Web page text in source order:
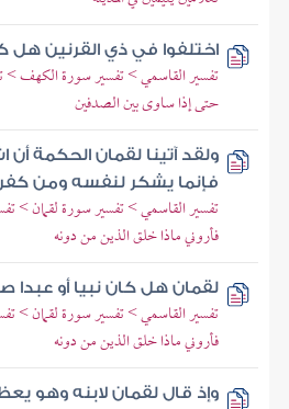
اختلفوا في ذي القرنين هل
تفسير القاسمي > تفسير سورة الكهف >
حتى إذا ساوى بين الصدفين
ولقد آتينا لقمان الحكمة
فإنما يشكر لنفسه ومن
تفسير القاسمي > تفسير سورة لقمان >
فأروني ماذا خلق الذين من دونه
لقمان هل كان نبيا أو عبدا
تفسير القاسمي > تفسير سورة لقمان >
فأروني ماذا خلق الذين من دونه
وإذ قال لقمان لابنه وهو